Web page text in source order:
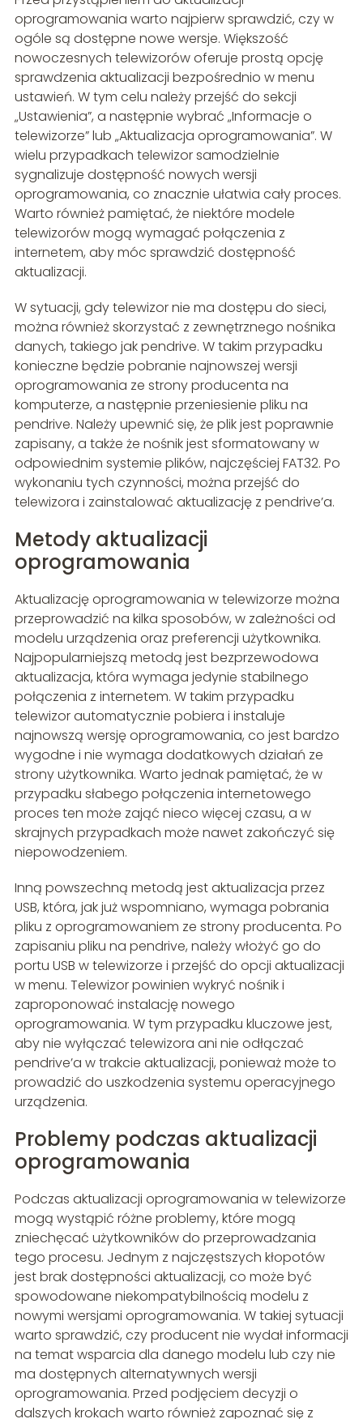
oprogramowania warto najpierw sprawdzić, czy w
ogóle są dostępne nowe wersje. Większość
nowoczesnych telewizorów oferuje prostą opcję
sprawdzenia aktualizacji bezpośrednio w menu
ustawień. W tym celu należy przejść do sekcji
„Ustawienia”, a następnie wybrać „Informacje o
telewizorze” lub „Aktualizacja oprogramowania”. W
wielu przypadkach telewizor samodzielnie
sygnalizuje dostępność nowych wersji
oprogramowania, co znacznie ułatwia cały proces.
Warto również pamiętać, że niektóre modele
telewizorów mogą wymagać połączenia z
internetem, aby móc sprawdzić dostępność
aktualizacji.
W sytuacji, gdy telewizor nie ma dostępu do sieci,
można również skorzystać z zewnętrznego nośnika
danych, takiego jak pendrive. W takim przypadku
konieczne będzie pobranie najnowszej wersji
oprogramowania ze strony producenta na
komputerze, a następnie przeniesienie pliku na
pendrive. Należy upewnić się, że plik jest poprawnie
zapisany, a także że nośnik jest sformatowany w
odpowiednim systemie plików, najczęściej FAT32. Po
wykonaniu tych czynności, można przejść do
telewizora i zainstalować aktualizację z pendrive’a.
Metody aktualizacji
oprogramowania
Aktualizację oprogramowania w telewizorze można
przeprowadzić na kilka sposobów, w zależności od
modelu urządzenia oraz preferencji użytkownika.
Najpopularniejszą metodą jest bezprzewodowa
aktualizacja, która wymaga jedynie stabilnego
połączenia z internetem. W takim przypadku
telewizor automatycznie pobiera i instaluje
najnowszą wersję oprogramowania, co jest bardzo
wygodne i nie wymaga dodatkowych działań ze
strony użytkownika. Warto jednak pamiętać, że w
przypadku słabego połączenia internetowego
proces ten może zająć nieco więcej czasu, a w
skrajnych przypadkach może nawet zakończyć się
niepowodzeniem.
Inną powszechną metodą jest aktualizacja przez
USB, która, jak już wspomniano, wymaga pobrania
pliku z oprogramowaniem ze strony producenta. Po
zapisaniu pliku na pendrive, należy włożyć go do
portu USB w telewizorze i przejść do opcji aktualizacji
w menu. Telewizor powinien wykryć nośnik i
zaproponować instalację nowego
oprogramowania. W tym przypadku kluczowe jest,
aby nie wyłączać telewizora ani nie odłączać
pendrive’a w trakcie aktualizacji, ponieważ może to
prowadzić do uszkodzenia systemu operacyjnego
urządzenia.
Problemy podczas aktualizacji
oprogramowania
Podczas aktualizacji oprogramowania w telewizorze
mogą wystąpić różne problemy, które mogą
zniechęcać użytkowników do przeprowadzania
tego procesu. Jednym z najczęstszych kłopotów
jest brak dostępności aktualizacji, co może być
spowodowane niekompatybilnością modelu z
nowymi wersjami oprogramowania. W takiej sytuacji
warto sprawdzić, czy producent nie wydał informacji
na temat wsparcia dla danego modelu lub czy nie
ma dostępnych alternatywnych wersji
oprogramowania. Przed podjęciem decyzji o
dalszych krokach warto również zapoznać się z